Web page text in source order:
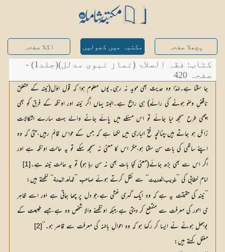
پچھلا صفحہ مکتبہ میں کھولیں اگلا صفحہ
کتاب: فقہ الصلاۃ (نماز نبوی مدلل)(جلد1) -
صفحہ 420
جا سکتا ہے۔لہٰذا وہ حدیث بھی موید نہ رہی۔یوں معلوم ہوا کہ قولِ اوّل(نیند کے متعلق
ناقضِ وضو ہونے کی رائے) ہی راجح ہے۔البتہ یہاں اگر نیند اور اونگھ کے فرق کو بھی
اچھی طرح سمجھ لیا جائے تو اس مسئلے میں پائے جانے والے بہت سارے اشکالات
زائل ہو جاتے ہیں،چنانچہ فتح الباری میں لکھا ہے کہ جس کے حواس قائم رہیں،حتیٰ کہ وہ
اپنے ساتھی کی بات سن سکتا ہو،مگر اس کا معنیٰ نہ سمجھ سکے تو یہ حالتِ اونگھ ہے اور
اگر اس سے بھی بڑھ جائے(معنیٰ کجا بات بھی نہ سن رہا ہو) تو یہ حالت نیند ہے۔[1]
امام خطابی کی ’’ غریب الحدیث ‘‘ سے نقل کرتے ہوئے صاحبِ ’’ تمام المنۃ
‘‘ لکھتے ہیں:
’’نیند کی حقیقت یہ ہے کہ وہ ایک گہری غشی ہے،جو دل پر چھا جاتی ہے اور اسے ظاہر
ی امور کی معرفت سے منقطع کر دیتی ہے،جبکہ اونگھنے والا شخص وہ ہے،جسے طبیعت کے
بوجھل ہونے نے ایسا کر رکھا ہو کہ وہ احوالِ باطنہ کی معرفت سے قاصر ہو۔‘‘ [2]
مغفل کہتے ہیں: